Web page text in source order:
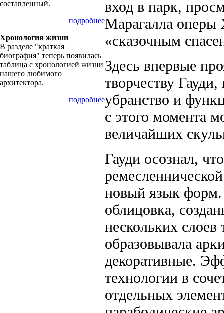
составленный.
подробнее
Хронология жизни
В разделе "краткая
биография" теперь появилась
таблица с хронологией жизни
нашего любимого
архитектора.
подробнее
вход в парк,
Марагалла оперы
«сказочным
Здесь впервые
творчеству
убранство и
с этого момента
величайших
Гауди осознал,
новый язык
облицовка,
нескольких
образовывала
декоративные.
технологии в
отдельных